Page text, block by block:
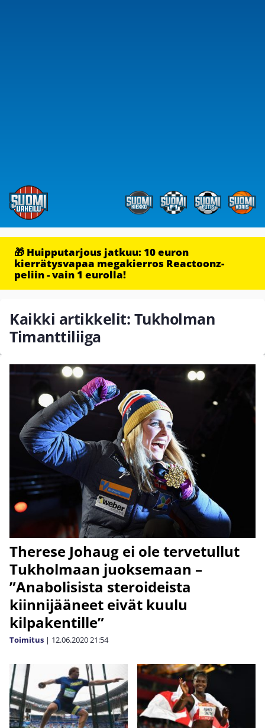
🎁 Huipputarjous jatkuu: 10 euron
kierrätysvapaa megakierros Reactoonz-
peliin - vain 1 eurolla!
Kaikki artikkelit: Tukholman
Timanttiliiga
Therese Johaug ei ole tervetullut
Tukholmaan juoksemaan –
”Anabolisista steroideista
kiinnijääneet eivät kuulu
kilpakentille”
Toimitus | 12.06.202021:54